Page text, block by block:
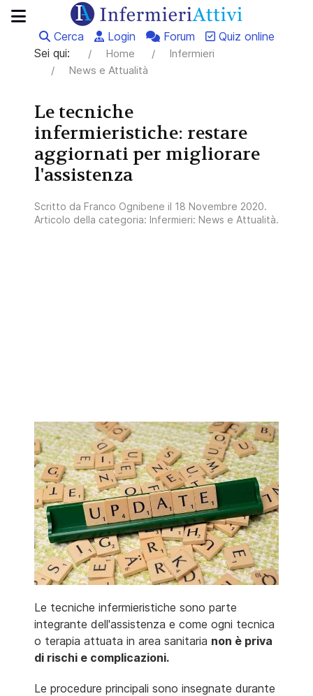
Cerca Login Forum
Quiz online
Sei qui:
Home
Infermieri
News e Attualità
Le tecniche
infermieristiche: restare
aggiornati per migliorare
l'assistenza
Scritto da Franco Ognibene il 18 Novembre 2020.
Articolo della categoria: Infermieri: News e Attualità.
Le tecniche infermieristiche sono parte
integrante dell'assistenza e come ogni tecnica
o terapia attuata in area sanitaria non è priva
di rischi e complicazioni.
Le procedure principali sono insegnate durante